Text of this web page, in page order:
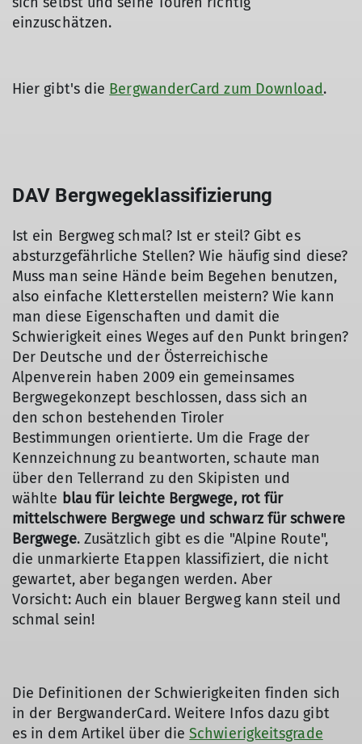
einzuschätzen.
Hier gibt's die BergwanderCard zum Download.
DAV Bergwegeklassifizierung
Ist ein Bergweg schmal? Ist er steil? Gibt es
absturzgefährliche Stellen? Wie häufig sind diese?
Muss man seine Hände beim Begehen benutzen,
also einfache Kletterstellen meistern? Wie kann
man diese Eigenschaften und damit die
Schwierigkeit eines Weges auf den Punkt bringen?
Der Deutsche und der Österreichische
Alpenverein haben 2009 ein gemeinsames
Bergwegekonzept beschlossen, dass sich an
den schon bestehenden Tiroler
Bestimmungen orientierte. Um die Frage der
Kennzeichnung zu beantworten, schaute man
über den Tellerrand zu den Skipisten und
wählte blau für leichte Bergwege, rot für
mittelschwere Bergwege und schwarz für schwere
Bergwege. Zusätzlich gibt es die "Alpine Route",
die unmarkierte Etappen klassifiziert, die nicht
gewartet, aber begangen werden. Aber
Vorsicht: Auch ein blauer Bergweg kann steil und
schmal sein!
Die Definitionen der Schwierigkeiten finden sich
in der BergwanderCard. Weitere Infos dazu gibt
es in dem Artikel über dieSchwierigkeitsgrade